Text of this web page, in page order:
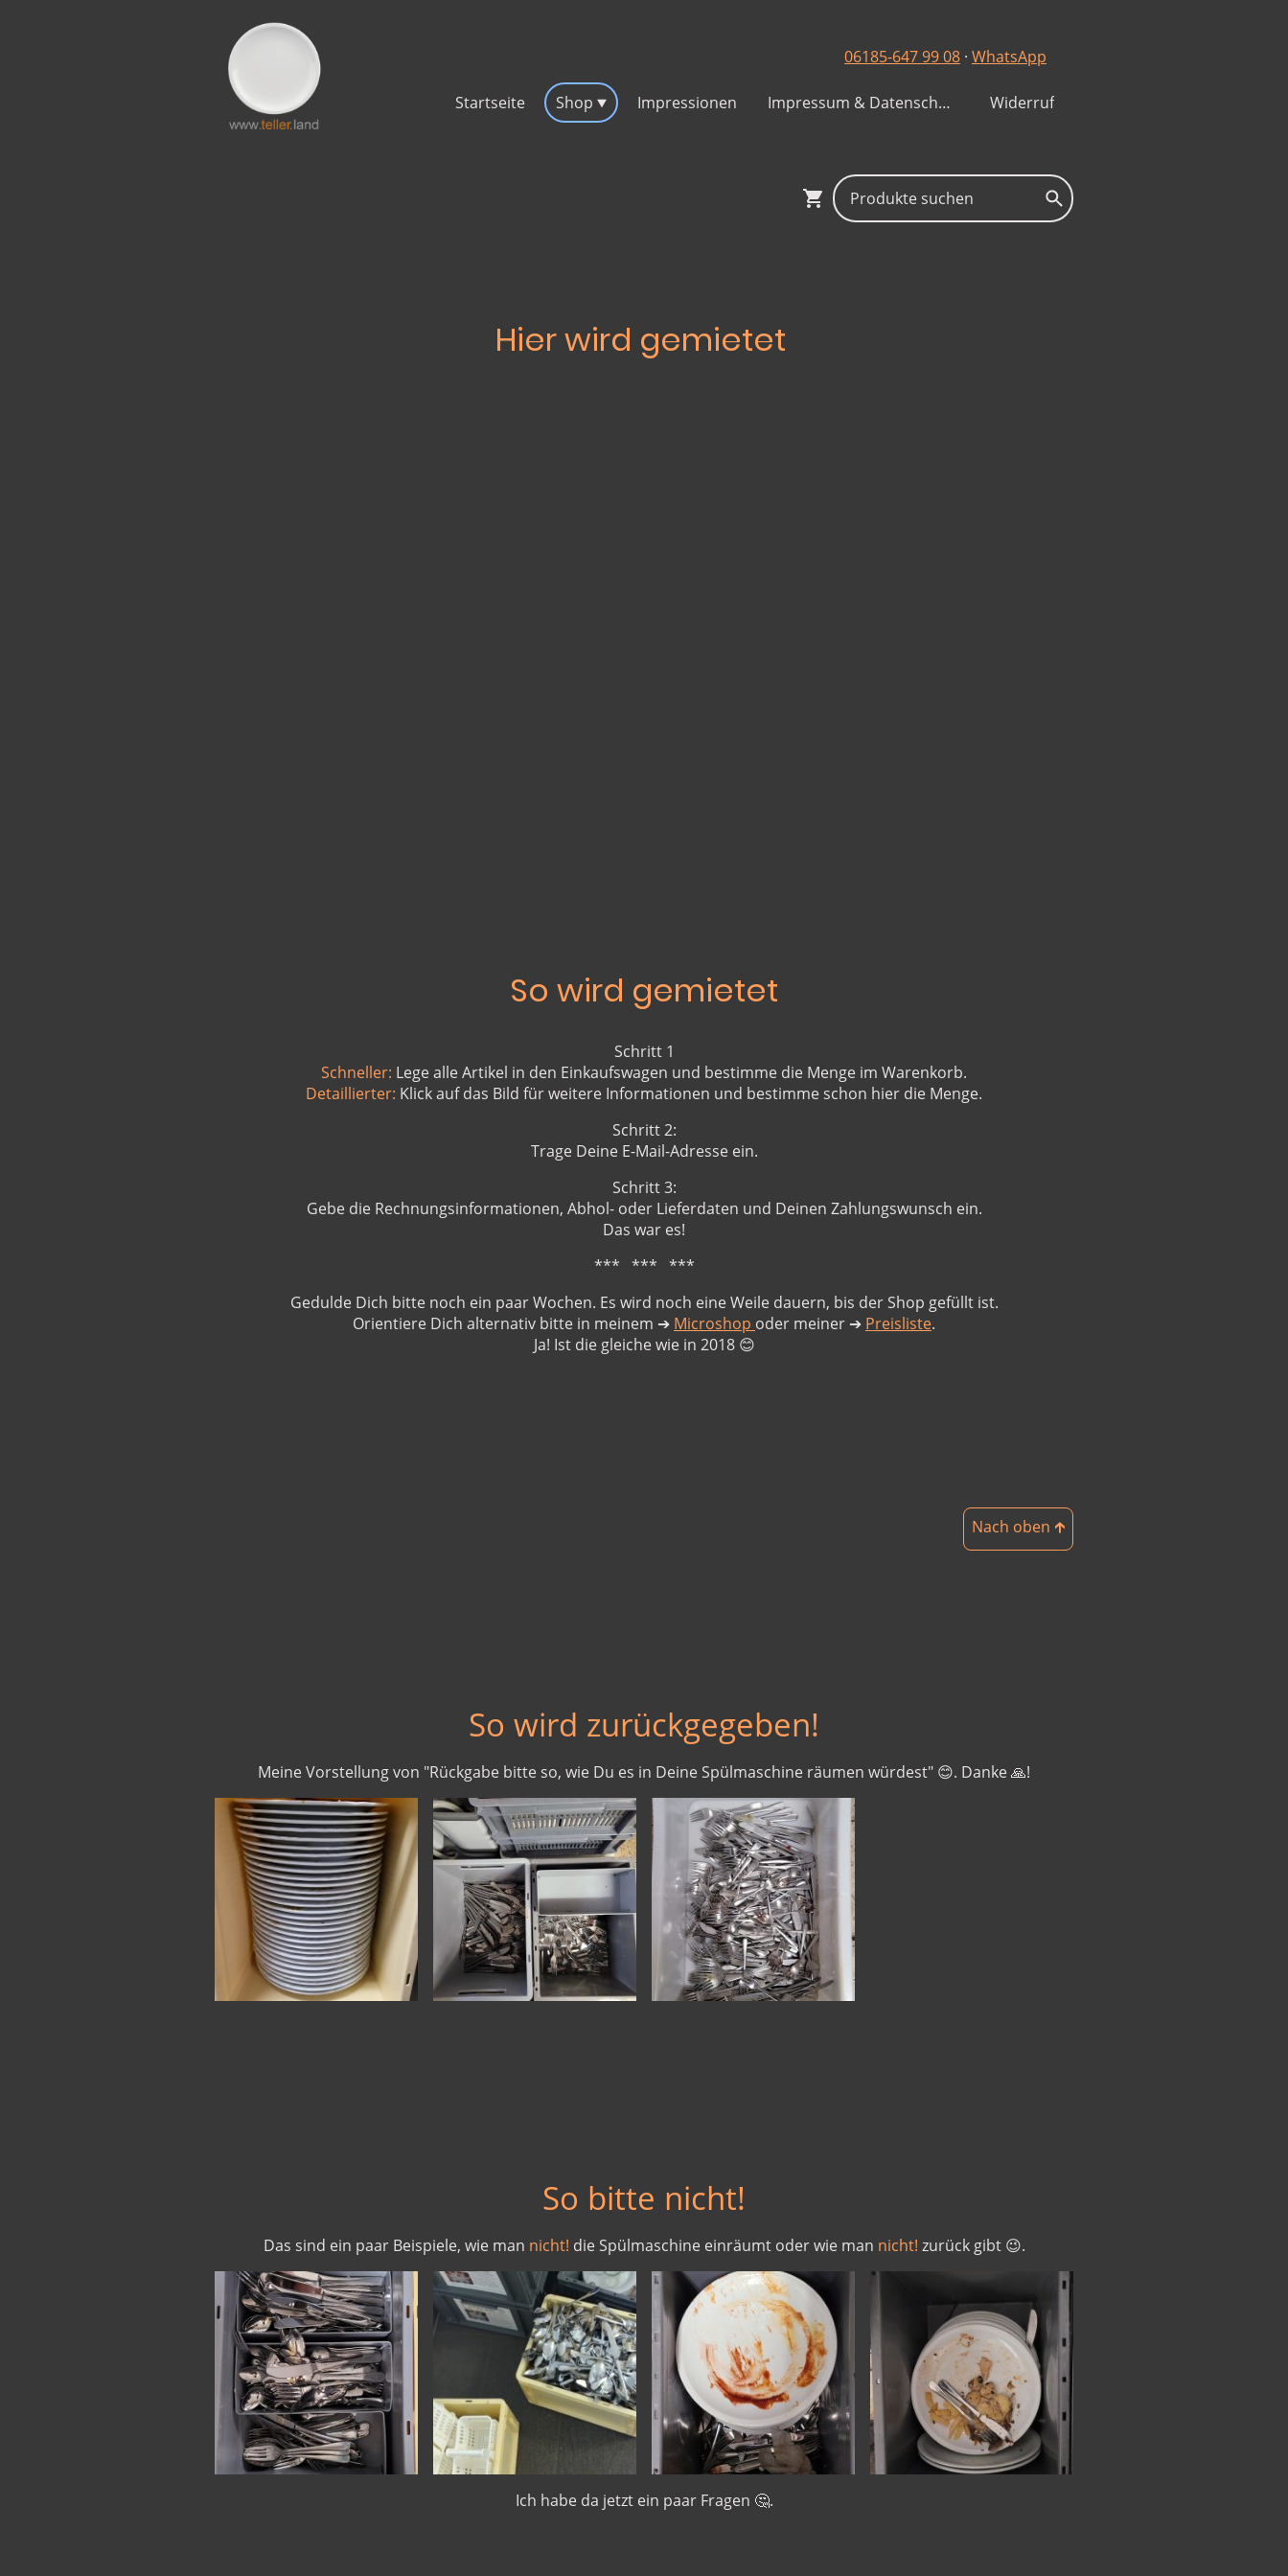
06185-647 99 08· WhatsApp
Startseite Shop Impressionen Impressum & Datenschutzerklärung Widerruf
Hier wird gemietet
So wird gemietet
Schritt 1
Schneller: Lege alle Artikel in den Einkaufswagen und bestimme die Menge im Warenkorb.
Detaillierter: Klick auf das Bild für weitere Informationen und bestimme schon hier die Menge.
Schritt 2:
Trage Deine E-Mail-Adresse ein.
Schritt 3:
Gebe die Rechnungsinformationen, Abhol- oder Lieferdaten und Deinen Zahlungswunsch ein.
Das war es!
*** *** ***
Gedulde Dich bitte noch ein paar Wochen. Es wird noch eine Weile dauern, bis der Shop gefüllt ist.
Orientiere Dich alternativ bitte in meinem ➔ Microshop oder meiner ➔ Preisliste.
Ja! Ist die gleiche wie in 2018 😊
Nach oben 🡱
So wird zurückgegeben!
Meine Vorstellung von "Rückgabe bitte so, wie Du es in Deine Spülmaschine räumen würdest" 😊. Danke 🙏!
So bitte nicht!
Das sind ein paar Beispiele, wie man nicht! die Spülmaschine einräumt oder wie man nicht! zurück gibt 😉.
Ich habe da jetzt ein paar Fragen 🤔.